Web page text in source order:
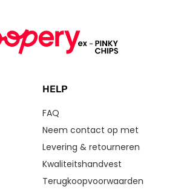
HELP
FAQ
Neem contact op met
Levering & retourneren
Kwaliteitshandvest
Terugkoopvoorwaarden